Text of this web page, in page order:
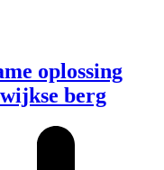
oplossing
berg